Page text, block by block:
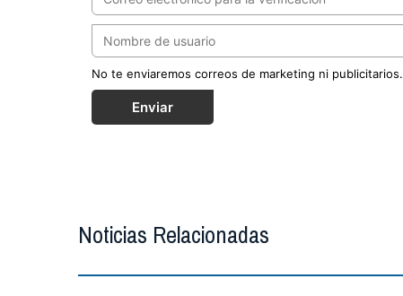
No te enviaremos correos de marketing ni publicitarios.
Enviar
Noticias Relacionadas